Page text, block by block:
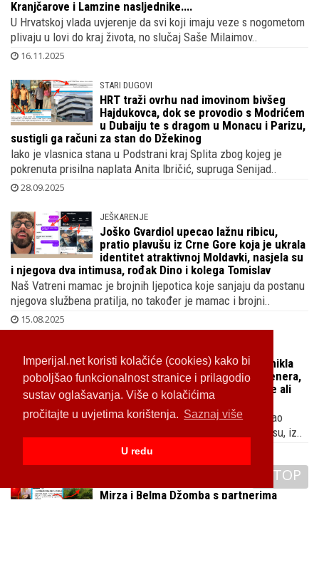
Imperijal.net koristi kolačiće (cookies) kako bi
poboljšao funkcionalnost stranice i prilagodio
sustav oglašavanja. Više o kolačićima
pročitajte u uvjetima korištenja. Saznaj više
U redu
Bivši hrvatski nogometni reprezentativac
završio na sudu zbog bankrota, dužničke
nevolje mučile se i Belina, Bračuna,
Kranjčarove i Lamzine nasljednike....
U Hrvatskoj vlada uvjerenje da svi koji imaju veze s nogometom
plivaju u lovi do kraj života, no slučaj Saše Milaimov..
16.11.2025
STARI DUGOVI
HRT traži ovrhu nad imovinom bivšeg
Hajdukovca, dok se provodio s Modrićem
u Dubaiju te s dragom u Monacu i Parizu,
sustigli ga računi za stan do Džekinog
Iako je vlasnica stana u Podstrani kraj Splita zbog kojeg je
pokrenuta prisilna naplata Anita Ibričić, supruga Senijad..
28.09.2025
JEŠKARENJE
Joško Gvardiol upecao lažnu ribicu,
pratio plavušu iz Crne Gore koja je ukrala
identitet atraktivnoj Moldavki, nasjela su
i njegova dva intimusa, rođak Dino i kolega Tomislav
Naš Vatreni mamac je brojnih ljepotica koje sanjaju da postanu
15.08.2025
TURISTIČKI BIZNIS
Luksuzna istarska vila s bazenom nikla
na oranici slavnog nogometnog trenera,
tek mu izdana izmjena građevinske ali
Elvis Scoria već profitira preko Bookinga
Poznati Puljanin koji je nakon karijere nogometaša prešao
među nogometne trenere okušao se i u turističkom biznisu, iz..
13.08.2025
TOP